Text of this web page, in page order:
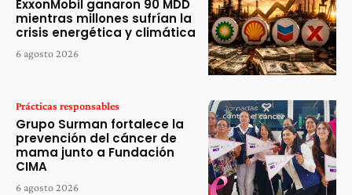
ExxonMobil ganaron 90 MDD
mientras millones sufrían la
crisis energética y climática
6 agosto 2026
Prácticas responsables
Grupo Surman fortalece la
prevención del cáncer de
mama junto a Fundación
CIMA
6 agosto 2026